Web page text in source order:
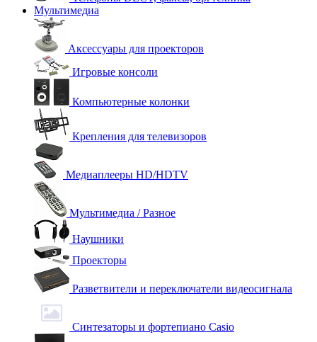
Мультимедиа
Аксессуары для проекторов
Игровые консоли
Компьютерные колонки
Крепления для телевизоров
Медиаплееры HD/HDTV
Мультимедиа / Разное
Наушники
Проекторы
Разветвители и переключатели видеосигнала
Синтезаторы и фортепиано Casio